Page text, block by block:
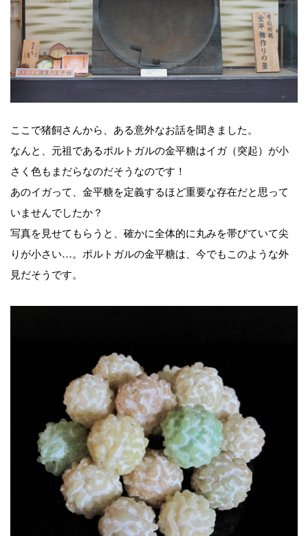
ここで猪飼さんから、ある意外なお話を聞きました。
なんと、元祖であるポルトガルの金平糖はイガ（突起）が小
さく色もまだらなのだそうなのです！
あのイガって、金平糖を定義するほど重要な存在だと思って
いませんでしたか？
写真を見せてもらうと、確かに全体的に丸みを帯びていて尖
りが小さい…。ポルトガルの金平糖は、今でもこのような外
見だそうです。